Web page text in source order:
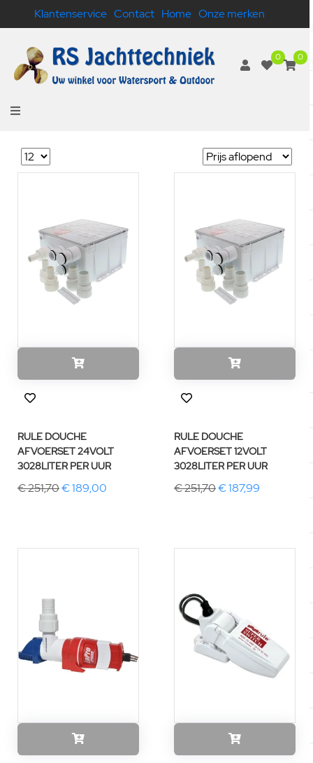
Klantenservice Contact Home Onze merken
0 0
RULE DOUCHE
AFVOERSET 24VOLT
3028LITER PER UUR
€ 251,70€ 189,00
RULE DOUCHE
AFVOERSET 12VOLT
3028LITER PER UUR
€ 251,70€ 187,99